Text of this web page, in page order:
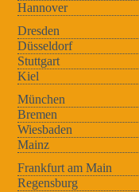
Hannover
Dresden
Düsseldorf
Stuttgart
Kiel
München
Bremen
Wiesbaden
Mainz
Frankfurt am Main
Regensburg